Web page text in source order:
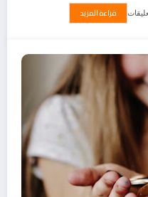
قراءة المزيد